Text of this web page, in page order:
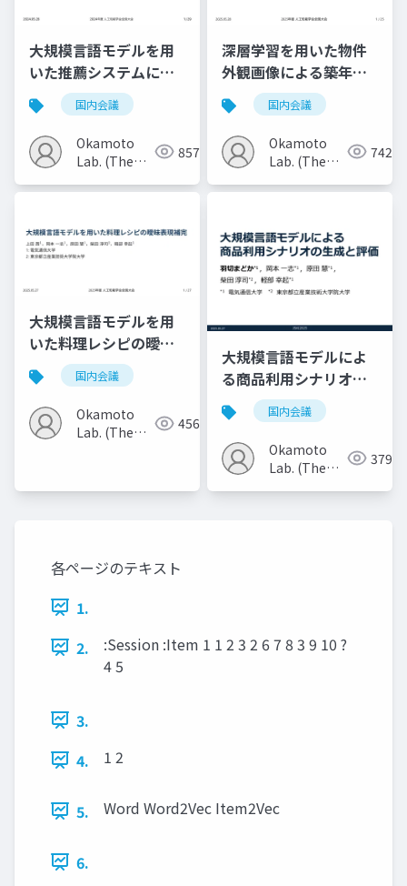
大規模言語モデルを用
いた推薦システムにお
けるセレンディピティ
判断の検討
国内会議
Okamoto
Lab. (The
Electro-
857
深層学習を用いた物件
外観画像による築年代
推定法の検討
国内会議
Okamoto
Lab. (The
Electro-
742
大規模言語モデルを用
いた料理レシピの曖昧
表現補完国内会議
Okamoto
Lab. (The
Communications)
456
大規模言語モデルによ
る商品利用シナリオの
生成と評価
国内会議
Okamoto
Lab. (The
379
各ページのテキスト
1.
2.
:Session :Item 1 1 2 3 2 6 7 8 3 9 10 ?
4 5
3.
4.
1 2
5. Word Word2Vec Item2Vec
6.